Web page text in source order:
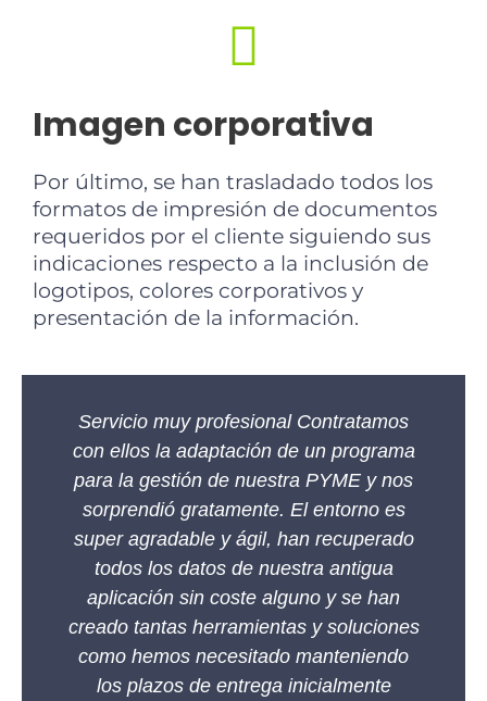
Imagen corporativa
Por último, se han trasladado todos los
formatos de impresión de documentos
requeridos por el cliente siguiendo sus
indicaciones respecto a la inclusión de
logotipos, colores corporativos y
presentación de la información.
Servicio muy profesional Contratamos
con ellos la adaptación de un programa
para la gestión de nuestra PYME y nos
sorprendió gratamente. El entorno es
super agradable y ágil, han recuperado
todos los datos de nuestra antigua
aplicación sin coste alguno y se han
creado tantas herramientas y soluciones
como hemos necesitado manteniendo
los plazos de entrega inicialmente